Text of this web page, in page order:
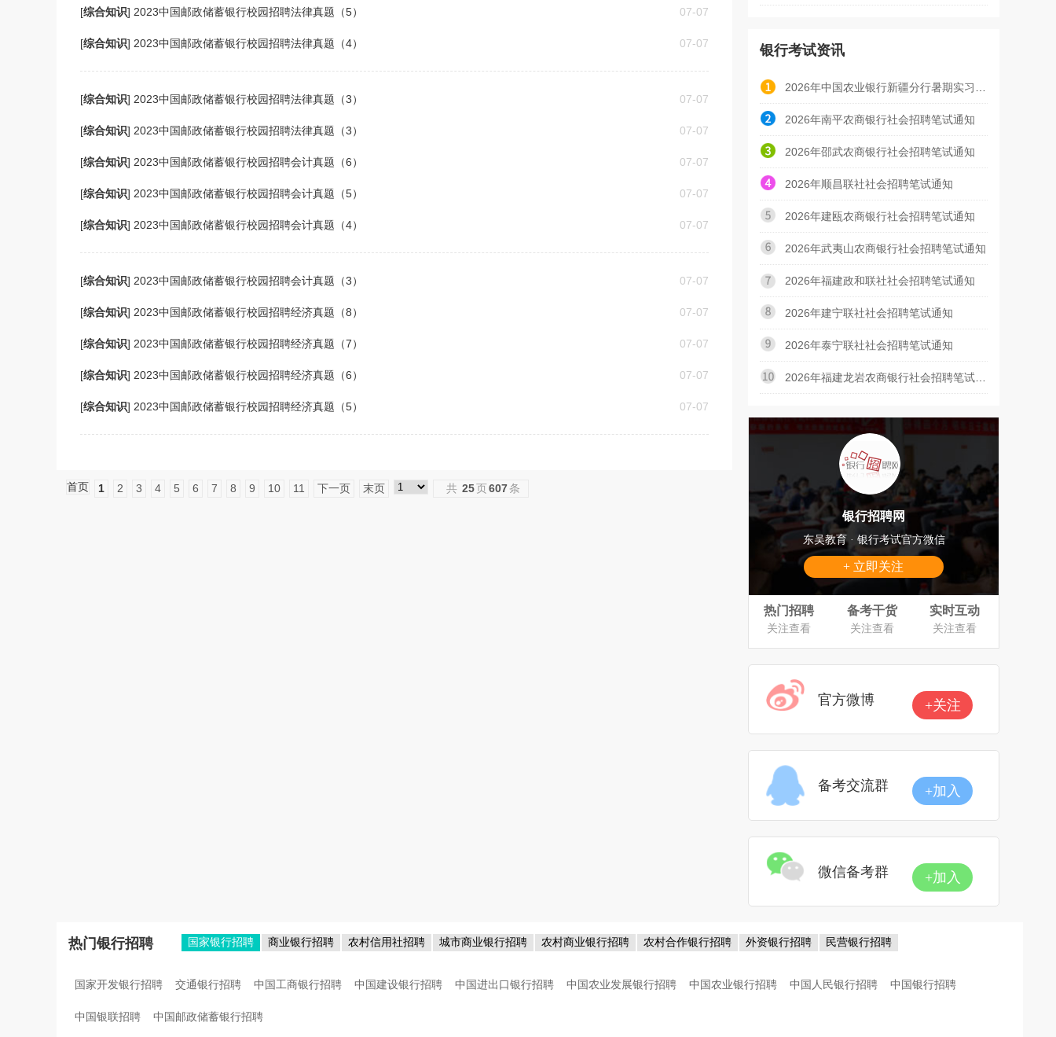
07-07
[综合知识] 2023中国邮政储蓄银行校园招聘法律真题（5）
07-07
[综合知识] 2023中国邮政储蓄银行校园招聘法律真题（4）
07-07
[综合知识] 2023中国邮政储蓄银行校园招聘法律真题（3）
07-07
[综合知识] 2023中国邮政储蓄银行校园招聘法律真题（3）
07-07
[综合知识] 2023中国邮政储蓄银行校园招聘会计真题（6）
07-07
[综合知识] 2023中国邮政储蓄银行校园招聘会计真题（5）
07-07
[综合知识] 2023中国邮政储蓄银行校园招聘会计真题（4）
07-07
[综合知识] 2023中国邮政储蓄银行校园招聘会计真题（3）
07-07
[综合知识] 2023中国邮政储蓄银行校园招聘经济真题（8）
07-07
[综合知识] 2023中国邮政储蓄银行校园招聘经济真题（7）
07-07
[综合知识] 2023中国邮政储蓄银行校园招聘经济真题（6）
07-07
[综合知识] 2023中国邮政储蓄银行校园招聘经济真题（5）
首页 1 2 3 4 5 6 7 8 9 10 11 下一页 末页 共 25页607条
银行考试资讯
2026年南平农商银行社会招聘笔试通知
2026年邵武农商银行社会招聘笔试通知
2026年顺昌联社社会招聘笔试通知
2026年建瓯农商银行社会招聘笔试通知
2026年武夷山农商银行社会招聘笔试通知
2026年福建政和联社社会招聘笔试通知
2026年建宁联社社会招聘笔试通知
2026年泰宁联社社会招聘笔试通知
银行招聘网
东吴教育 · 银行考试官方微信
+ 立即关注
热门招聘
关注查看
备考干货
关注查看
实时互动
关注查看
官方微博 +关注
备考交流群 +加入
微信备考群 +加入
热门银行招聘 国家银行招聘 商业银行招聘 农村信用社招聘 城市商业银行招聘 农村商业银行招聘 农村合作银行招聘 外资银行招聘 民营银行招聘
国家开发银行招聘 交通银行招聘 中国工商银行招聘 中国建设银行招聘 中国进出口银行招聘 中国农业发展银行招聘 中国农业银行招聘 中国人民银行招聘 中国银行招聘
中国银联招聘 中国邮政储蓄银行招聘